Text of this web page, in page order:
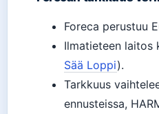
Foreca perustuu
Ilmatieteen laitos
Sää Loppi).
Tarkkuus
ennusteissa,